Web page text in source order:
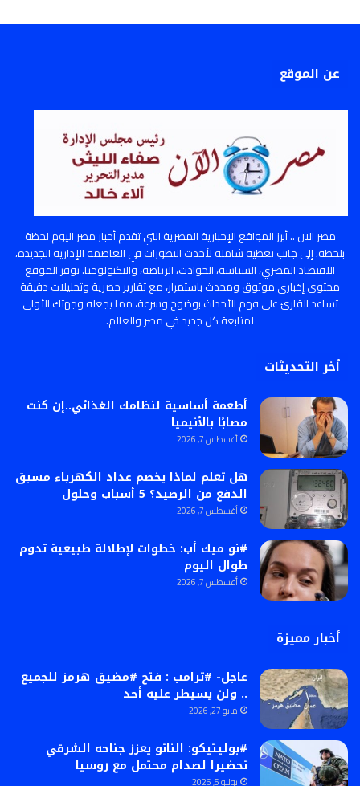
عن الموقع
مصر الان .. أبرز المواقع الإخبارية المصرية التي تقدم أخبار مصر اليوم لحظة
بلحظة، إلى جانب تغطية شاملة لأحدث التطورات في العاصمة الإدارية الجديدة،
الاقتصاد المصري، السياسة، الحوادث، الرياضة، والتكنولوجيا. يوفر الموقع
محتوى إخباري موثوق ومحدث باستمرار، مع تقارير حصرية وتحليلات دقيقة
تساعد القارئ على فهم الأحداث بوضوح وسرعة، مما يجعله وجهتك الأولى
لمتابعة كل جديد في مصر والعالم.
أخر التحديثات
أطعمة أساسية لنظامك الغذائي..إن كنت
مصابًا بالأنيميا
أغسطس 7, 2026
هل تعلم لماذا يخصم عداد الكهرباء مسبق
الدفع من الرصيد؟ 5 أسباب وحلول
أغسطس 7, 2026
#نو ميك أب: خطوات لإطلالة طبيعية تدوم
طوال اليوم
أغسطس 7, 2026
أخبار مميزة
عاجل- #ترامب : فتح #مضيق_هرمز للجميع
.. ولن يسيطر عليه أحد
مايو 27, 2026
#بوليتيكو: الناتو يعزز جناحه الشرقي
تحضيرا لصدام محتمل مع روسيا
يوليو 5, 2026